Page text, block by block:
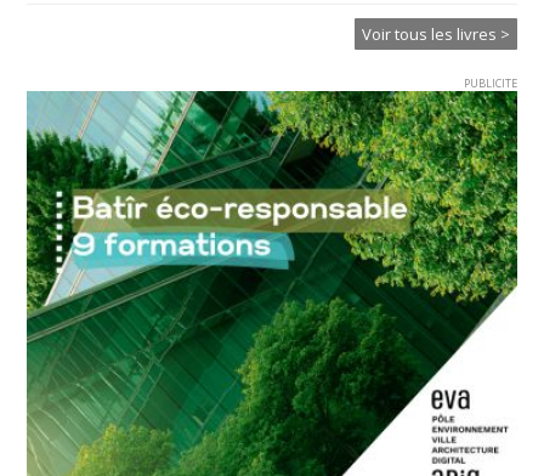
Voir tous les livres >
PUBLICITE